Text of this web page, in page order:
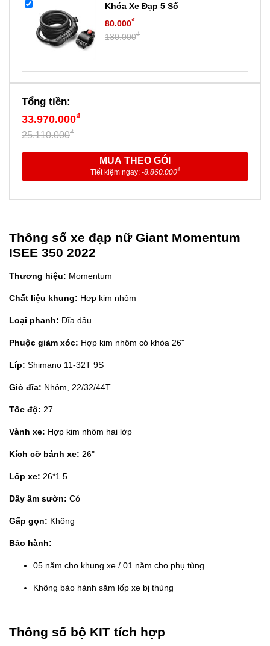
Khóa Xe Đạp 5 Số
80.000₫
130.000₫
Tổng tiền:
33.970.000₫
25.110.000₫
MUA THEO GÓI
Tiết kiệm ngay: -8.860.000₫
Thông số xe đạp nữ Giant Momentum
ISEE 350 2022
Thương hiệu: Momentum
Chất liệu khung: Hợp kim nhôm
Loại phanh: Đĩa dầu
Phuộc giảm xóc: Hợp kim nhôm có khóa 26"
Líp: Shimano 11-32T 9S
Giò đĩa: Nhôm, 22/32/44T
Tốc độ: 27
Vành xe: Hợp kim nhôm hai lớp
Kích cỡ bánh xe: 26"
Lốp xe: 26*1.5
Dây âm sườn: Có
Gấp gọn: Không
Bảo hành:
05 năm cho khung xe / 01 năm cho phụ tùng
Không bảo hành săm lốp xe bị thủng
Thông số bộ KIT tích hợp